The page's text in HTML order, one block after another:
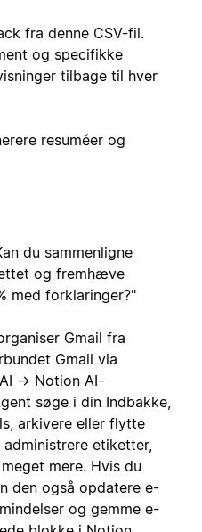
fra denne CSV-fil.
og specifikke
tilbage til hver
resuméer og
du sammenligne
og fremhæve
med forklaringer?"
Gmail fra
Gmail via
→ Notion AI-
søge i din Indbakke,
arkivere eller flytte
etiketter,
mere. Hvis du
den også opdatere e-
og gemme e-